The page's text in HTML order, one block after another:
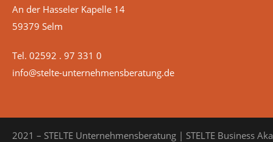
An der Hasseler Kapelle 14
59379 Selm
Tel. 02592 . 97 331 0
info@stelte-unternehmensberatung.de
2021 – STELTE Unternehmensberatung | STELTE Business